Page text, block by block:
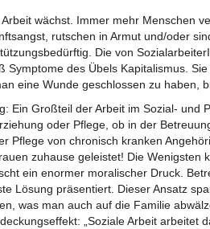
wächst. Immer mehr Menschen
rutschen in Armut und/oder
Die von
Symptome des Übels Kapitalismus.
eine Wunde geschlossen zu haben,
Ein Großteil der Arbeit im Sozial- und
oder Pflege, ob in der
Pflege von chronisch kranken
zuhause geleistet! Die Wenigsten
ein enormer moralischer Druck.
Lösung präsentiert. Dieser Ansatz
was man auch auf die Familie
„Soziale Arbeit arbeitet